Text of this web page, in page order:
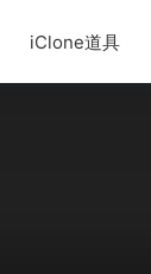
iClone道具